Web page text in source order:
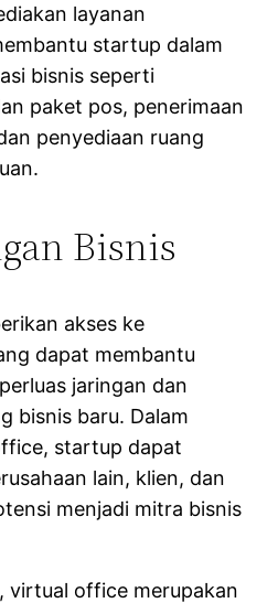
layanan
startup dalam
bisnis seperti
paket pos, penerimaan
penyediaan ruang
Bisnis
akses ke
dapat membantu
jaringan dan
bisnis baru. Dalam
startup dapat
lain, klien, dan
menjadi mitra bisnis
virtual office merupakan